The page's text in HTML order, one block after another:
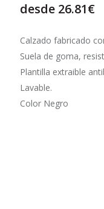
desde 26.81€
Calzado fabricado
Suela de goma,
Plantilla extraible
Lavable.
Color Negro